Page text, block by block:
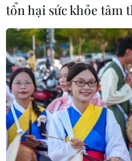
chươngtrình nới lỏng
làm gia tăng khả
củaFED. Tuy nhiên,
hết sức thận trọng về
quả tại nhà máy điện
Thùy
tổn hại sức khỏe tâm